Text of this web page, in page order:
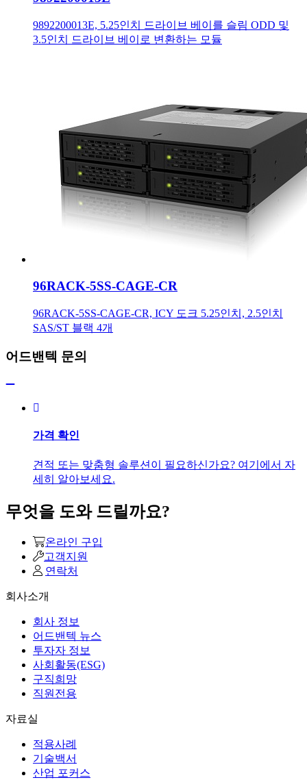
9892200013E, 5.25인치 드라이브 베이를 슬림 ODD 및
3.5인치 드라이브 베이로 변환하는 모듈
96RACK-5SS-CAGE-CR
96RACK-5SS-CAGE-CR, ICY 도크 5.25인치, 2.5인치
SAS/ST 블랙 4개
어드밴텍 문의
가격 확인
견적 또는 맞춤형 솔루션이 필요하신가요? 여기에서 자
세히 알아보세요.
무엇을 도와 드릴까요?
온라인 구입
고객지원
연락처
회사소개
회사 정보
어드밴텍 뉴스
투자자 정보
사회활동(ESG)
구직희망
직원전용
자료실
적용사례
기술백서
산업 포커스